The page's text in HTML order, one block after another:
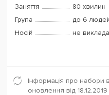
Заняття
80 хвилин
Група
до 6
Носій
не
Інформація про набори
оновлення від 18.12.2019